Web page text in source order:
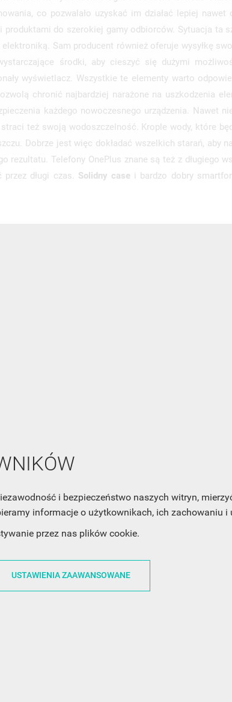
i bezpieczeństwo naszych witryn,
informacje o użytkownikach, ich zachowaniu i
przez nas plików cookie.
USTAWIENIA ZAAWANSOWANE
co pozwalało uzyskać im działać lepiej
do szerokiej gamy odbiorców. Sytuacja ta
Sam producent również oferuje wysyłkę
środki, aby cieszyć się dużymi
wyświetlacz. Wszystkie te elementy warto
chronić najbardziej narażone na uszkodzenia
każdego nowoczesnego urządzenia. Nawet
też swoją wodoszczelność. Krople wody, które
Dobrze jest więc dokładać wszelkich starań, aby
rezultatu. Telefony OnePlus znane są też z długiego
długi czas. Solidny case i bardzo dobry
OBSŁUGA KLIENTA
ZWROTY I WYMIANY
FAQ
DLA FIRM
NASZE SOCIAL MEDIA
((CANCELTEXT)) ((MODALDELETETEXT))
ANULUJ UTWÓRZ LISTĘ ŻYCZEŃ
ANULUJ ZALOGUJ SIĘ